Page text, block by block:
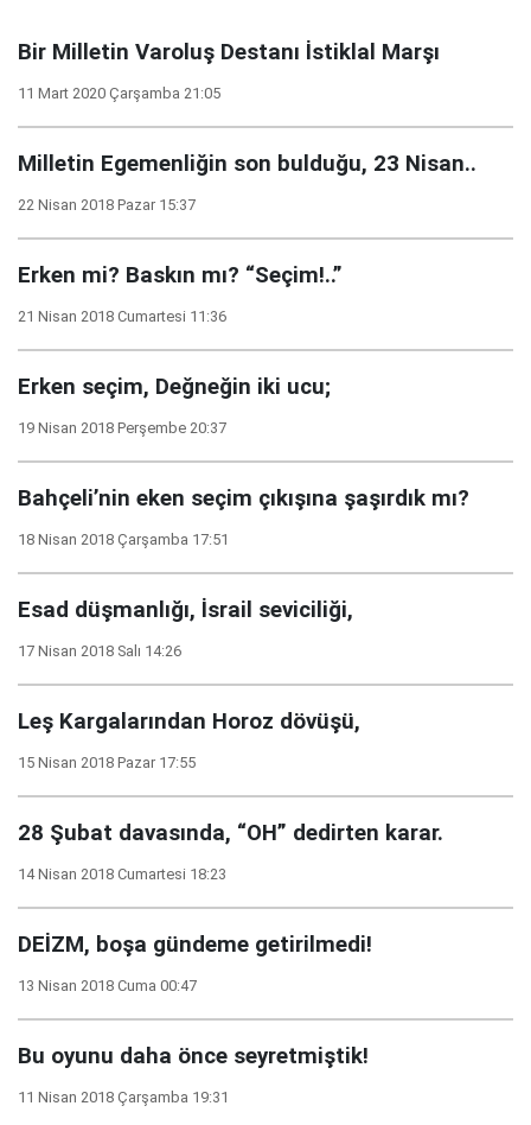
Bir Milletin Varoluş Destanı İstiklal Marşı
11 Mart 2020 Çarşamba 21:05
Milletin Egemenliğin son bulduğu, 23 Nisan..
22 Nisan 2018 Pazar 15:37
Erken mi? Baskın mı? “Seçim!..”
21 Nisan 2018 Cumartesi 11:36
Erken seçim, Değneğin iki ucu;
19 Nisan 2018 Perşembe 20:37
Bahçeli’nin eken seçim çıkışına şaşırdık mı?
18 Nisan 2018 Çarşamba 17:51
Esad düşmanlığı, İsrail seviciliği,
17 Nisan 2018 Salı 14:26
Leş Kargalarından Horoz dövüşü,
15 Nisan 2018 Pazar 17:55
28 Şubat davasında, “OH” dedirten karar.
14 Nisan 2018 Cumartesi 18:23
DEİZM, boşa gündeme getirilmedi!
13 Nisan 2018 Cuma 00:47
Bu oyunu daha önce seyretmiştik!
11 Nisan 2018 Çarşamba 19:31